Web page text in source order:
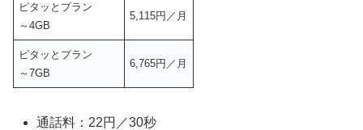
ピタッとプラン
～4GB
5,115円／月
ピタッとプラン
～7GB
6,765円／月
通話料：22円／30秒